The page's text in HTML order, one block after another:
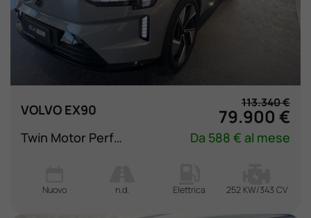
VOLVO EX90 113.340 €
79.900 €
Twin Motor Performance AWD Ultra Da 588 € al mese
Nuovo n.d. Elettrica 252 KW/343 CV